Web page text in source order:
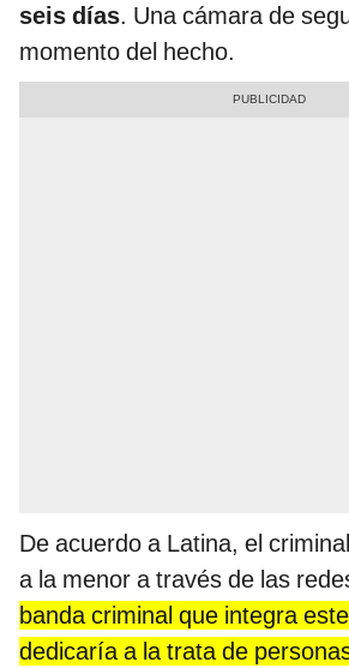
seis días. Una cámara de
momento del hecho.
De acuerdo a Latina, el
a la menor a través de las
banda criminal que integra
dedicaría a la trata de